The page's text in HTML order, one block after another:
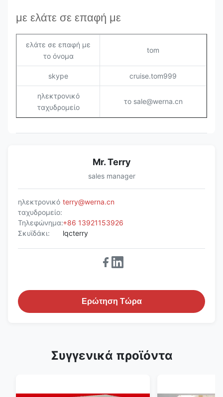
με ελάτε σε επαφή με
ελάτε σε επαφή με
το όνομα
tom
skype cruise.tom999
ηλεκτρονικό
ταχυδρομείο
το sale@werna.cn
Mr. Terry
sales manager
ηλεκτρονικό
ταχυδρομείο:
terry@werna.cn
Τηλεφώνημα:+86 13921153926
Σκυϊδάκι:
lqcterry
Ερώτηση Τώρα
Συγγενικά προϊόντα